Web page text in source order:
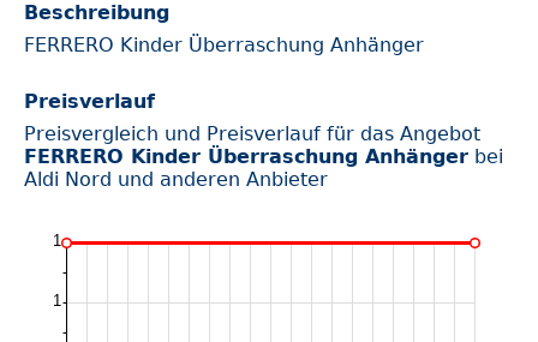
Beschreibung
FERRERO Kinder Überraschung Anhänger
Preisverlauf
Preisvergleich und Preisverlauf für das Angebot
FERRERO Kinder Überraschung Anhänger bei
Aldi Nord und anderen Anbieter